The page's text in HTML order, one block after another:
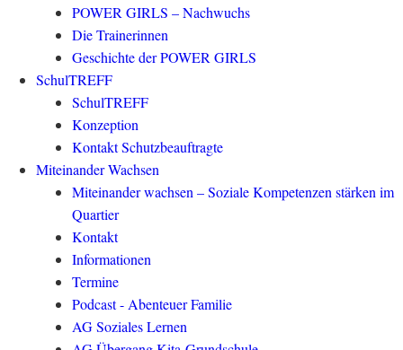
POWER GIRLS – Nachwuchs
Die Trainerinnen
Geschichte der POWER GIRLS
SchulTREFF
SchulTREFF
Konzeption
Kontakt Schutzbeauftragte
Miteinander Wachsen
Miteinander wachsen – Soziale Kompetenzen stärken im
Quartier
Kontakt
Informationen
Termine
Podcast - Abenteuer Familie
AG Soziales Lernen